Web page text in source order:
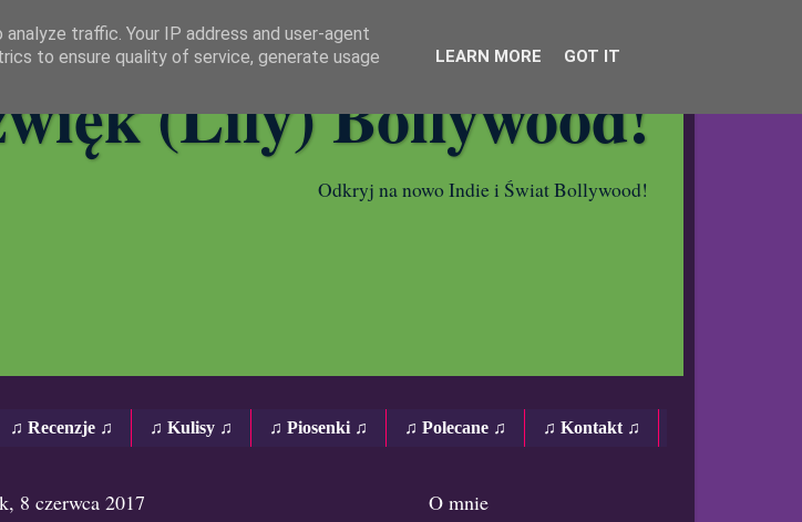
(Lily) Bollywood!
Odkryj na nowo Indie i Świat Bollywood!
♫ Recenzje ♫ ♫ Kulisy ♫ ♫ Piosenki ♫ ♫ Polecane ♫ ♫ Kontakt ♫
8 czerwca 2017 O mnie
traffic. Your IP address and user-agent
to ensure quality of service, generate usage
LEARN MORE GOT IT